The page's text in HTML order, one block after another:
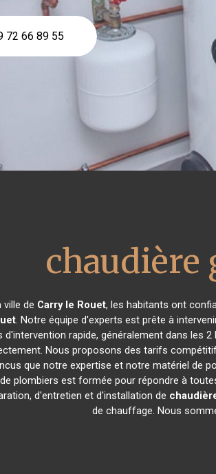
72 66 89 55
chaudière
ville de Carry le Rouet, les habitants ont
. Notre équipe d'experts est prête à
d'intervention rapide, généralement dans les
Nous proposons des tarifs
que notre expertise et notre matériel de
plombiers est formée pour répondre à
d'entretien et d'installation de
de chauffage. Nous